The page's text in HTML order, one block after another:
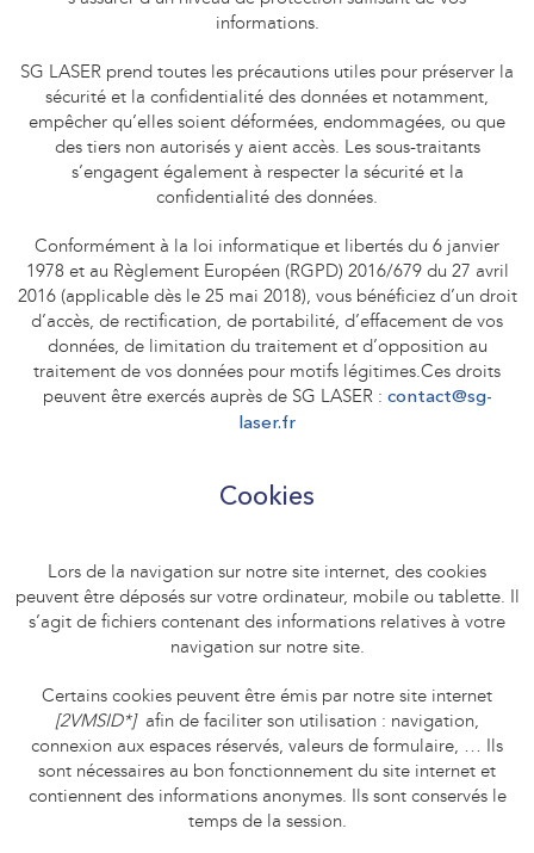
informations.
SG LASER prend toutes les précautions utiles pour préserver la
sécurité et la confidentialité des données et notamment,
empêcher qu’elles soient déformées, endommagées, ou que
des tiers non autorisés y aient accès. Les sous-traitants
s’engagent également à respecter la sécurité et la
confidentialité des données.
Conformément à la loi informatique et libertés du 6 janvier
1978 et au Règlement Européen (RGPD) 2016/679 du 27 avril
2016 (applicable dès le 25 mai 2018), vous bénéficiez d’un droit
d’accès, de rectification, de portabilité, d’effacement de vos
données, de limitation du traitement et d’opposition au
traitement de vos données pour motifs légitimes.Ces droits
peuvent être exercés auprès de SG LASER : contact@sg-
laser.fr
Cookies
Lors de la navigation sur notre site internet, des cookies
peuvent être déposés sur votre ordinateur, mobile ou tablette. Il
s’agit de fichiers contenant des informations relatives à votre
navigation sur notre site.
Certains cookies peuvent être émis par notre site internet
[2VMSID*] afin de faciliter son utilisation : navigation,
connexion aux espaces réservés, valeurs de formulaire, … Ils
sont nécessaires au bon fonctionnement du site internet et
contiennent des informations anonymes. Ils sont conservés le
temps de la session.